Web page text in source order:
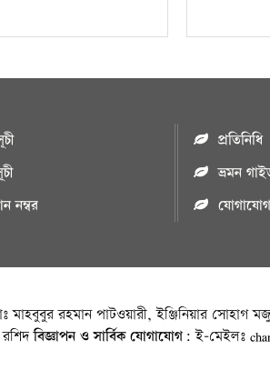
নম্বর
প্রতিনিধি
ভ্রমন
যোগাযোগ
মাহবুবুর রহমান পাটওয়ারী, ইঞ্জিনিয়ার সোহাগ
বিজ্ঞাপন ও সার্বিক যোগাযোগ: ই-মেইলঃ